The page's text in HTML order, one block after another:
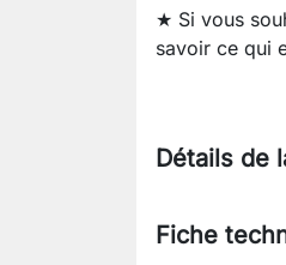
★ Si vous
savoir ce qui
Détails de
Fiche